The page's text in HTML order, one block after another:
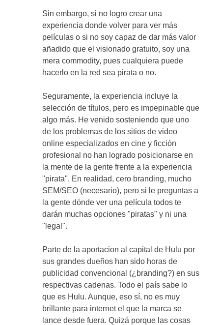
Sin embargo, si no logro crear una
experiencia donde volver para ver más
películas o si no soy capaz de dar más valor
añadido que el visionado gratuito, soy una
mera commodity, pues cualquiera puede
hacerlo en la red sea pirata o no.
Seguramente, la experiencia incluye la
selección de títulos, pero es impepinable que
algo más. He venido sosteniendo que uno
de los problemas de los sitios de video
online especializados en cine y ficción
profesional no han logrado posicionarse en
la mente de la gente frente a la experiencia
"pirata". En realidad, cero branding, mucho
SEM/SEO (necesario), pero si le preguntas a
la gente dónde ver una película todos te
darán muchas opciones "piratas" y ni una
"legal".
Parte de la aportacion al capital de Hulu por
sus grandes dueños han sido horas de
publicidad convencional (¿branding?) en sus
respectivas cadenas. Todo el país sabe lo
que es Hulu. Aunque, eso sí, no es muy
brillante para internet el que la marca se
lance desde fuera. Quizá porque las cosas